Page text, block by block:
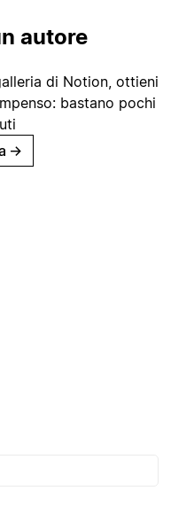
autore
di Notion, ottieni
bastano pochi
→